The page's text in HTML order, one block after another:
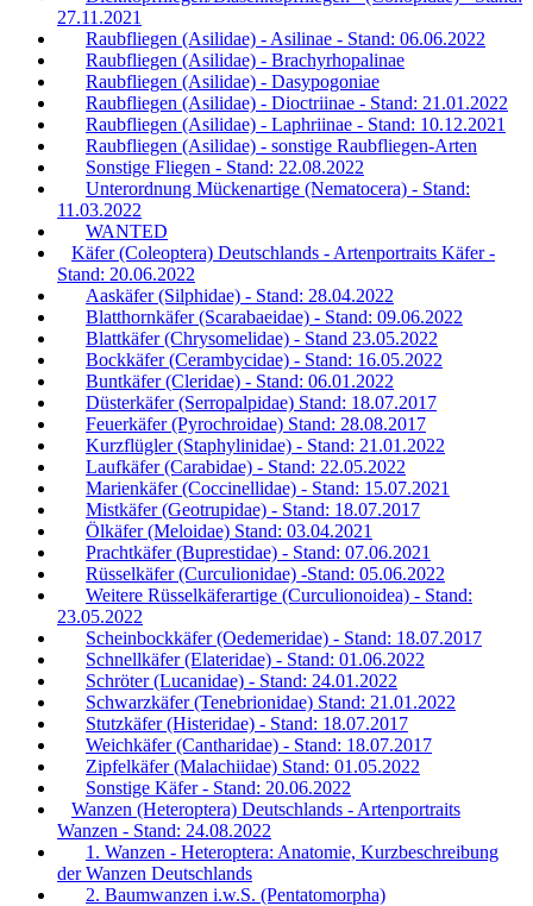
27.11.2021
Raubfliegen (Asilidae) - Asilinae - Stand: 06.06.2022
Raubfliegen (Asilidae) - Brachyrhopalinae
Raubfliegen (Asilidae) - Dasypogoniae
Raubfliegen (Asilidae) - Dioctriinae - Stand: 21.01.2022
Raubfliegen (Asilidae) - Laphriinae - Stand: 10.12.2021
Raubfliegen (Asilidae) - sonstige Raubfliegen-Arten
Sonstige Fliegen - Stand: 22.08.2022
Unterordnung Mückenartige (Nematocera) - Stand:
11.03.2022
WANTED
Käfer (Coleoptera) Deutschlands - Artenportraits Käfer -
Stand: 20.06.2022
Aaskäfer (Silphidae) - Stand: 28.04.2022
Blatthornkäfer (Scarabaeidae) - Stand: 09.06.2022
Blattkäfer (Chrysomelidae) - Stand 23.05.2022
Bockkäfer (Cerambycidae) - Stand: 16.05.2022
Buntkäfer (Cleridae) - Stand: 06.01.2022
Düsterkäfer (Serropalpidae) Stand: 18.07.2017
Feuerkäfer (Pyrochroidae) Stand: 28.08.2017
Kurzflügler (Staphylinidae) - Stand: 21.01.2022
Laufkäfer (Carabidae) - Stand: 22.05.2022
Marienkäfer (Coccinellidae) - Stand: 15.07.2021
Mistkäfer (Geotrupidae) - Stand: 18.07.2017
Ölkäfer (Meloidae) Stand: 03.04.2021
Prachtkäfer (Buprestidae) - Stand: 07.06.2021
Rüsselkäfer (Curculionidae) -Stand: 05.06.2022
Weitere Rüsselkäferartige (Curculionoidea) - Stand:
23.05.2022
Scheinbockkäfer (Oedemeridae) - Stand: 18.07.2017
Schnellkäfer (Elateridae) - Stand: 01.06.2022
Schröter (Lucanidae) - Stand: 24.01.2022
Schwarzkäfer (Tenebrionidae) Stand: 21.01.2022
Stutzkäfer (Histeridae) - Stand: 18.07.2017
Weichkäfer (Cantharidae) - Stand: 18.07.2017
Zipfelkäfer (Malachiidae) Stand: 01.05.2022
Sonstige Käfer - Stand: 20.06.2022
Wanzen (Heteroptera) Deutschlands - Artenportraits
Wanzen - Stand: 24.08.2022
1. Wanzen - Heteroptera: Anatomie, Kurzbeschreibung
der Wanzen Deutschlands
2. Baumwanzen i.w.S. (Pentatomorpha)